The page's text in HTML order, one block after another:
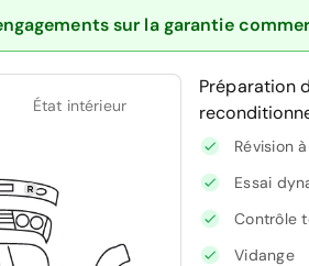
sur la garantie
État intérieur
Préparation
Révision
Essai
Contrôle
Vidange